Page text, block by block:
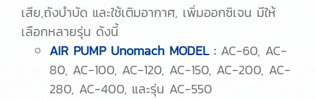
เสีย,ถังบำบัด และใช้เติมอากาศ, เพิ่มออกซิเจน มีให้
เลือกหลายรุ่น ดังนี้
AIR PUMP Unomach MODEL: AC-60, AC-
80, AC-100, AC-120, AC-150, AC-200, AC-
280, AC-400, และรุ่น AC-550